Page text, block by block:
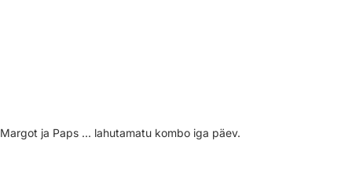
Margot ja Paps ... lahutamatu kombo iga päev.